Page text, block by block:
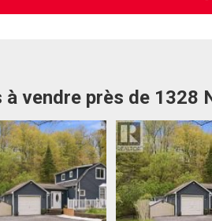
à vendre près de 1328